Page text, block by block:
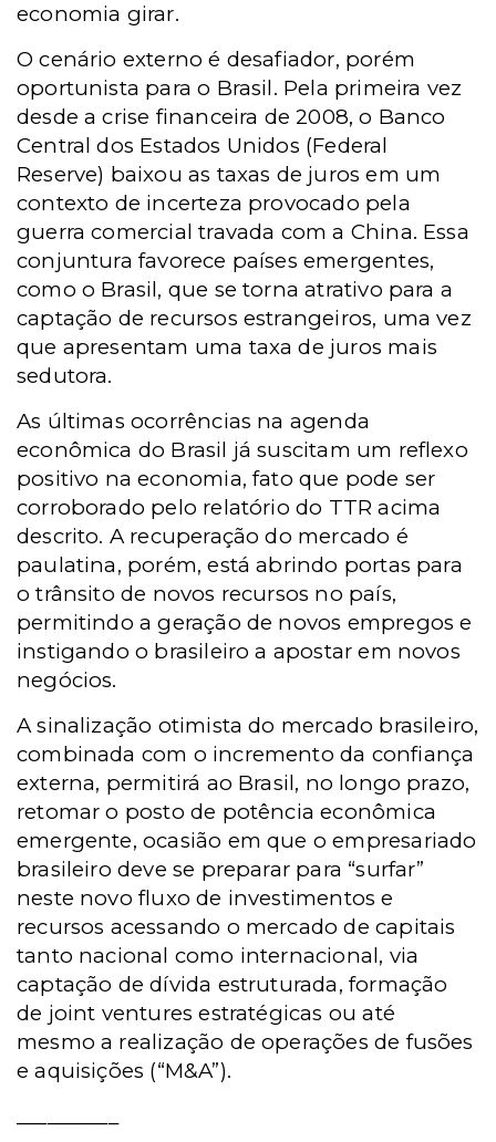
economia girar.
O cenário externo é desafiador, porém
oportunista para o Brasil. Pela primeira vez
desde a crise financeira de 2008, o Banco
Central dos Estados Unidos (Federal
Reserve) baixou as taxas de juros em um
contexto de incerteza provocado pela
guerra comercial travada com a China. Essa
conjuntura favorece países emergentes,
como o Brasil, que se torna atrativo para a
captação de recursos estrangeiros, uma vez
que apresentam uma taxa de juros mais
sedutora.
As últimas ocorrências na agenda
econômica do Brasil já suscitam um reflexo
positivo na economia, fato que pode ser
corroborado pelo relatório do TTR acima
descrito. A recuperação do mercado é
paulatina, porém, está abrindo portas para
o trânsito de novos recursos no país,
permitindo a geração de novos empregos e
instigando o brasileiro a apostar em novos
negócios.
A sinalização otimista do mercado brasileiro,
combinada com o incremento da confiança
externa, permitirá ao Brasil, no longo prazo,
retomar o posto de potência econômica
emergente, ocasião em que o empresariado
brasileiro deve se preparar para “surfar”
neste novo fluxo de investimentos e
recursos acessando o mercado de capitais
tanto nacional como internacional, via
captação de dívida estruturada, formação
de joint ventures estratégicas ou até
mesmo a realização de operações de fusões
e aquisições (“M&A”).